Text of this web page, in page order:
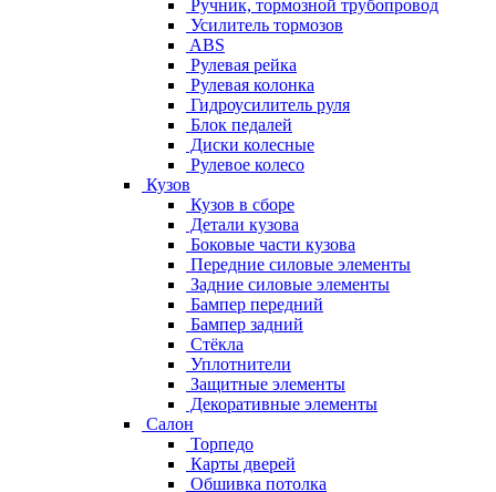
Ручник, тормозной трубопровод
Усилитель тормозов
ABS
Рулевая рейка
Рулевая колонка
Гидроусилитель руля
Блок педалей
Диски колесные
Рулевое колесо
Кузов
Кузов в сборе
Детали кузова
Боковые части кузова
Передние силовые элементы
Задние силовые элементы
Бампер передний
Бампер задний
Стёкла
Уплотнители
Защитные элементы
Декоративные элементы
Салон
Торпедо
Карты дверей
Обшивка потолка